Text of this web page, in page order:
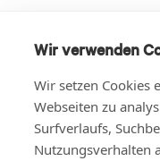
Wir verwenden
Wir setzen Cookies
Webseiten zu
Surfverlaufs,
Nutzungsverhalten